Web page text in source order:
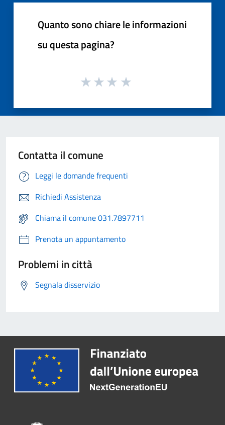
Quanto sono chiare le informazioni
su questa pagina?
Contatta il comune
Leggi le domande frequenti
Richiedi Assistenza
Chiama il comune 031.7897711
Prenota un appuntamento
Problemi in città
Segnala disservizio